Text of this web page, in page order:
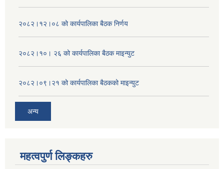
२०८२।१२।०८ को कार्यपालिका बैठक निर्णय
२०८२।१०। २६ को कार्यपालिका बैठक माइन्युट
२०८२।०९।२१ को कार्यपालिका बैठकको माइन्युट
अन्य
महत्वपुर्ण लिङ्कहरु